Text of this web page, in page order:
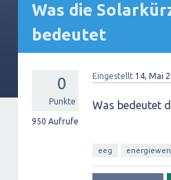
Was die
bedeutet
0
Punkte
950 Aufrufe
Eingestellt 14, Mai
Was bedeutet
eeg